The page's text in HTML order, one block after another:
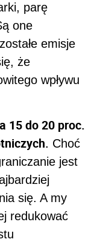
parę
one
emisje
że
wpływu
15 do 20 proc.
Choć
jest
się. A my
redukować